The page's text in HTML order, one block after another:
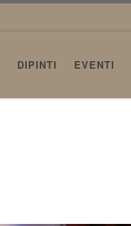
DIPINTI EVENTI